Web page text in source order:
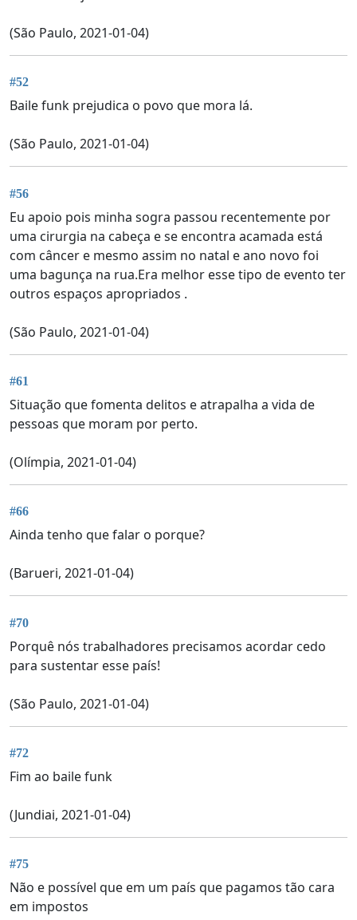
(São Paulo, 2021-01-04)
#52
Baile funk prejudica o povo que mora lá.
(São Paulo, 2021-01-04)
#56
Eu apoio pois minha sogra passou recentemente por
uma cirurgia na cabeça e se encontra acamada está
com câncer e mesmo assim no natal e ano novo foi
uma bagunça na rua.Era melhor esse tipo de evento ter
outros espaços apropriados .
(São Paulo, 2021-01-04)
#61
Situação que fomenta delitos e atrapalha a vida de
pessoas que moram por perto.
(Olímpia, 2021-01-04)
#66
Ainda tenho que falar o porque?
(Barueri, 2021-01-04)
#70
Porquê nós trabalhadores precisamos acordar cedo
para sustentar esse país!
(São Paulo, 2021-01-04)
#72
Fim ao baile funk
(Jundiai, 2021-01-04)
#75
Não e possível que em um país que pagamos tão cara
em impostos